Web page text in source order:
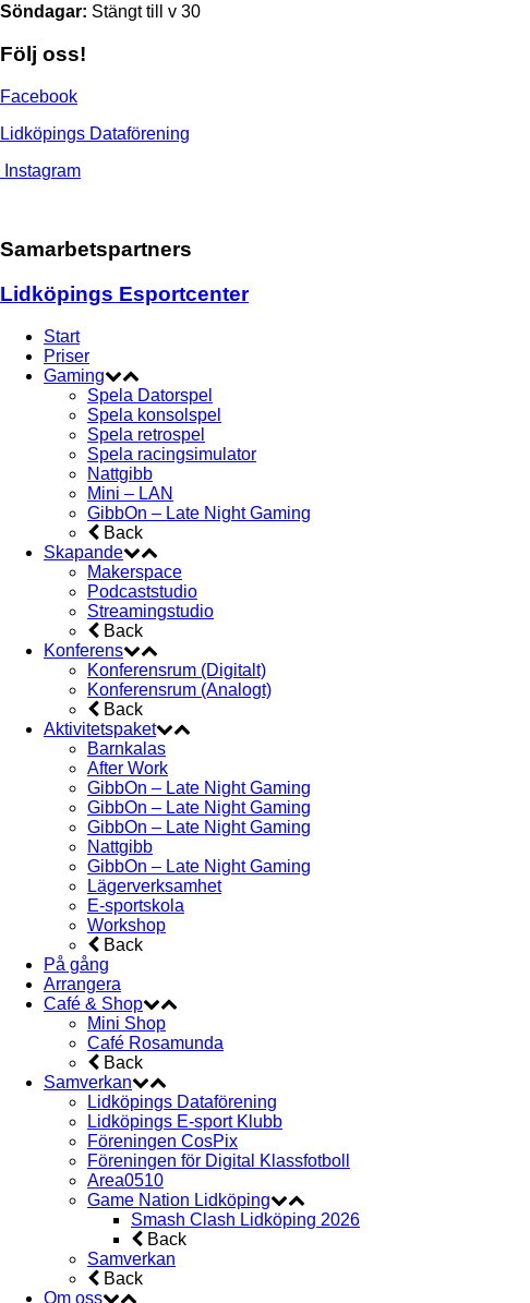
Söndagar: Stängt till v 30
Följ oss!
Facebook
Lidköpings Dataförening
Instagram
Samarbetspartners
Lidköpings Esportcenter
Start
Priser
Gaming
Spela Datorspel
Spela konsolspel
Spela retrospel
Spela racingsimulator
Nattgibb
Mini – LAN
GibbOn – Late Night Gaming
Back
Skapande
Makerspace
Podcaststudio
Streamingstudio
Back
Konferens
Konferensrum (Digitalt)
Konferensrum (Analogt)
Back
Aktivitetspaket
Barnkalas
After Work
GibbOn – Late Night Gaming
GibbOn – Late Night Gaming
GibbOn – Late Night Gaming
Nattgibb
GibbOn – Late Night Gaming
Lägerverksamhet
E-sportskola
Workshop
Back
På gång
Arrangera
Café & Shop
Mini Shop
Café Rosamunda
Back
Samverkan
Lidköpings Dataförening
Lidköpings E-sport Klubb
Föreningen CosPix
Föreningen för Digital Klassfotboll
Area0510
Game Nation Lidköping
Smash Clash Lidköping 2026
Back
Samverkan
Back
Om oss